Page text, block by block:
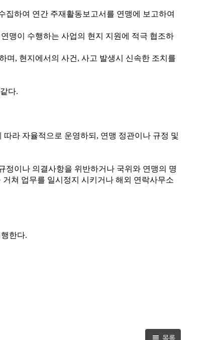
집하여 연간 주재활동보고서를 연맹에 보고하여
맹이 수행하는 사업의 현지 지원에 적극 협조하
며 , 현지에서의 사건 , 사고 발생시 신속한 조치를
다.
라 자율적으로 운영하되 , 연맹 정관이나 규정 및
정이나 의결사항을 위반하거나 국위와 연맹의 명
쳐 업무를 일시정지 시키거나 해외 연락사무소
한다.
목록